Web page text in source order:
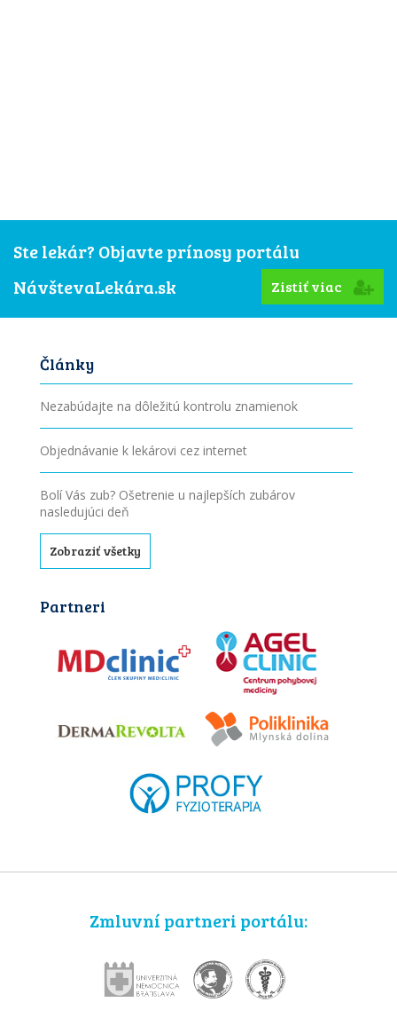
Ste lekár? Objavte prínosy portálu
NávštevaLekára.sk
Zistiť viac
Články
Nezabúdajte na dôležitú kontrolu znamienok
Objednávanie k lekárovi cez internet
Bolí Vás zub? Ošetrenie u najlepších zubárov
nasledujúci deň
Zobraziť všetky
Partneri
Zmluvní partneri portálu: